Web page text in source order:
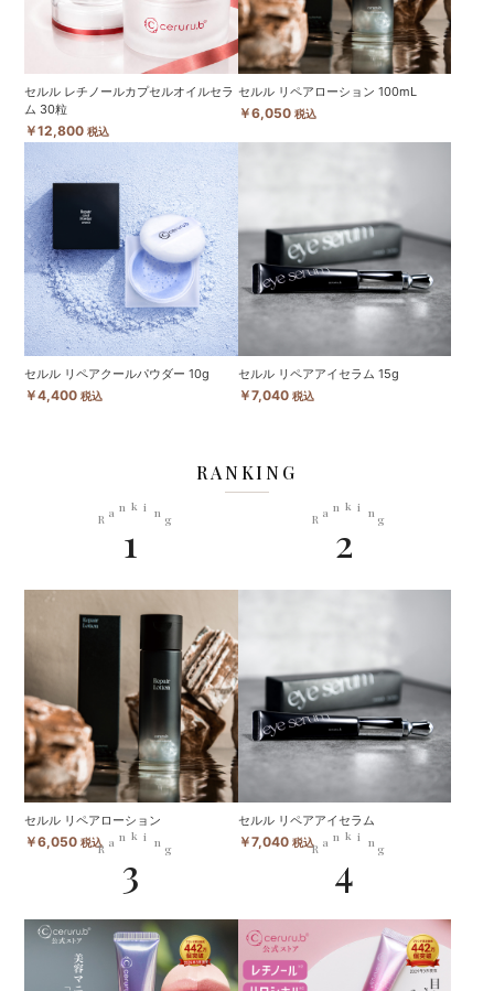
セルル レチノールカプセルオイルセラ
ム 30粒
￥12,800税込
セルル リペアローション 100mL
￥6,050 税込
セルル リペアクールパウダー 10g
￥4,400税込
セルル リペアアイセラム 15g
￥7,040 税込
RANKING
R a n k i n g
1
セルル リペアローション
￥6,050税込
R a n k i n g
2
セルル リペアアイセラム
￥7,040 税込
R a n k i n g
3 R a n k i n g
4